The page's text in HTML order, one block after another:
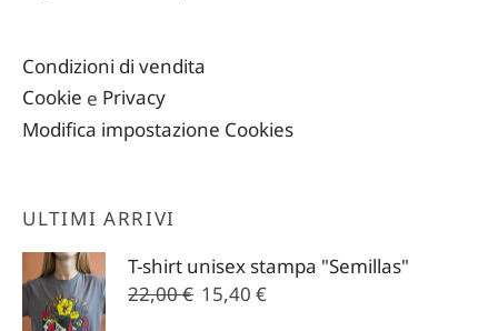
Condizioni di vendita
Cookie e Privacy
Modifica impostazione Cookies
ULTIMI ARRIVI
T-shirt unisex stampa "Semillas"
22,00€ Il
15,40 €